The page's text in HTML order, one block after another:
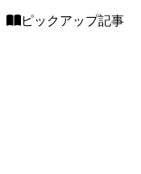
ピックアップ記事